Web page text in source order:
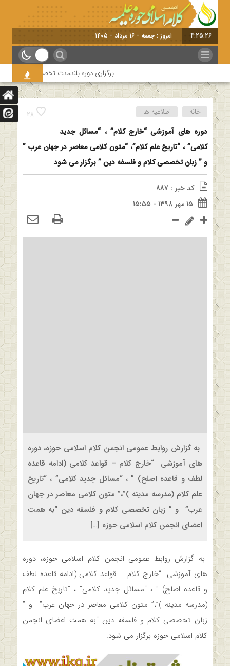
4:25:27 امروز : جمعه - ۱۶ مرداد - ۱۴۰۵
برگزاری دوره بلندمدت تخصصی و کارگاه
28 خانه اطلاعیه ها
دوره های آموزشی “خارج کلام” ، “مسائل جدید
کلامی” ، “تاریخ علم کلام”، “متون کلامی معاصر در جهان عرب ”
و ” زبان تخصصی کلام و فلسفه دین ” برگزار می شود
کد خبر : 887
۱۵ مهر ۱۳۹۸ - ۱۵:۵۵
به گزارش روابط عمومی انجمن کلام اسلامی حوزه، دوره
های آموزشی “خارج کلام – قواعد کلامی (ادامه قاعده
لطف و قاعده اصلح) ” ، “مسائل جدید کلامی” ، “تاریخ
علم کلام (مدرسه مدینه )”،” متون کلامی معاصر در جهان
عرب” و ” زبان تخصصی کلام و فلسفه دین “به همت
اعضای انجمن کلام اسلامی حوزه […]
به گزارش روابط عمومی انجمن کلام اسلامی حوزه، دوره
های آموزشی “خارج کلام – قواعد کلامی (ادامه قاعده لطف
و قاعده اصلح) ” ، “مسائل جدید کلامی” ، “تاریخ علم کلام
(مدرسه مدینه )”،” متون کلامی معاصر در جهان عرب” و ”
زبان تخصصی کلام و فلسفه دین “به همت اعضای انجمن
کلام اسلامی حوزه برگزار می شود.